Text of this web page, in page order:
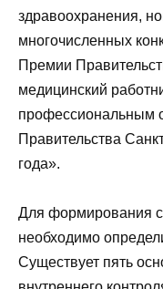
здравоохранения,
многочисленных
Премии
медицинский
профессиональным
Правительства
года».
Для формирования
необходимо
Существует пять